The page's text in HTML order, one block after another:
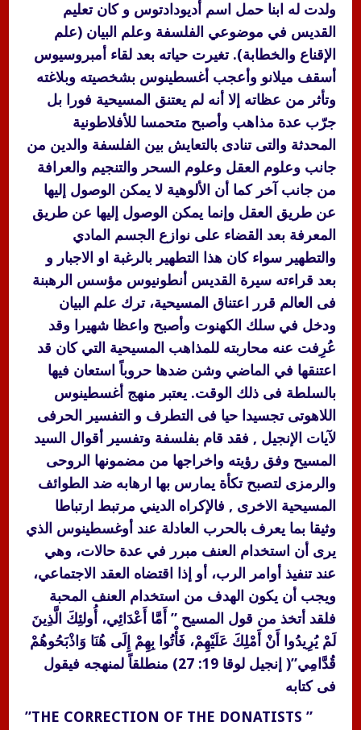
ولدت له ابنا حمل اسم أديودادتوس و كان تعليم
القديس في موضوعي الفلسفة وعلم البيان (علم
الإقناع والخطابة). تغيرت حياته بعد لقاء أمبروسيوس
أسقف ميلانو وأعجب أغسطينوس بشخصيته وبلاغته
وتأثر من عظاته إلا أنه لم يعتنق المسيحية فورا بل
جرّب عدة مذاهب وأصبح متحمسا للأفلاطونية
المحدثة والتى تنادى بالتعايش بين الفلسفة والدين من
جانب وعلوم العقل وعلوم السحر والتنجيم والعرافة
من جانب آخر كما أن الألوهية لا يمكن الوصول إليها
عن طريق العقل وإنما يمكن الوصول إليها عن طريق
المعرفة بعد القضاء على نوازع الجسم المادي
والتطهير سواء كان هذا التطهير بالرغبة او الاجبار و
بعد قراءته سيرة القديس أنطونيوس مؤسس الرهبنة
فى العالم قرر اعتناق المسيحية، ترك علم البيان
ودخل في سلك الكهنوت وأصبح واعظا شهيرا وقد
عُرِفت عنه محاربته للمذاهب المسيحية التي كان قد
اعتنقها في الماضي وشن ضدها حروباً استعان فيها
بالسلطة فى ذلك الوقت. يعتبر منهج أغسطينوس
اللاهوتى تجسيدا حيا فى التطرف و التفسير الحرفى
لآيات الإنجيل , فقد قام بفلسفة وتفسير أقوال السيد
المسيح وفق رؤيته واخراجها من مضمونها الروحى
والرمزى لتصبح تكأة يمارس بها ارهابه ضد الطوائف
المسيحية الاخرى , فالإكراه الديني مرتبط ارتباطا
وثيقا بما يعرف بالحرب العادلة عند أوغسطينوس الذي
يرى أن استخدام العنف مبرر في عدة حالات، وهي
عند تنفيذ أوامر الرب، أو إذا اقتضاه العقد الاجتماعي،
ويجب أن يكون الهدف من استخدام العنف المحبة
فلقد أتخذ من قول المسيح ” أَمَّا أَعْدَائِي، أُولئِكَ الَّذِينَ
لَمْ يُرِيدُوا أَنْ أَمْلِكَ عَلَيْهِمْ، فَأْتُوا بِهِمْ إِلَى هُنَا وَاذْبَحُوهُمْ
قُدَّامِي”( إنجيل لوقا 19: 27) منطلقاً لمنهجه فيقول
فى كتابه
” THE CORRECTION OF THE DONATISTS”